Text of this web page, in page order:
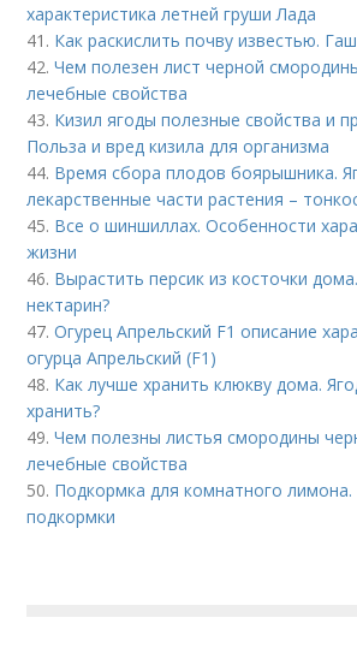
характеристика летней груши Лада
41. Как раскислить почву известью.
42.Чем полезен лист черной
лечебные свойства
43. Кизил ягоды полезные свойства и
Польза и вред кизила для организма
44. Время сбора плодов боярышника.
лекарственные части растения –
45. Все о шиншиллах. Особенности
жизни
46. Вырастить персик из косточки
нектарин?
47.Огурец Апрельский F1 описание
огурца Апрельский (F1)
48. Как лучше хранить клюкву дома.
хранить?
49.Чем полезны листья смородины
лечебные свойства
50. Подкормка для комнатного лимона.
подкормки